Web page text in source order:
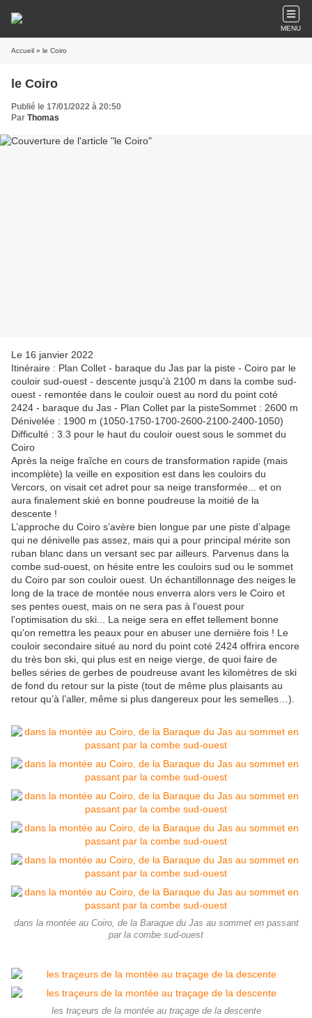
MENU
Accueil » le Coiro
le Coiro
Publié le 17/01/2022 à 20:50
Par Thomas
Le 16 janvier 2022
Itinéraire : Plan Collet - baraque du Jas par la piste - Coiro par le
couloir sud-ouest - descente jusqu'à 2100 m dans la combe sud-
ouest - remontée dans le couloir ouest au nord du point coté
2424 - baraque du Jas - Plan Collet par la pisteSommet : 2600 m
Dénivelée : 1900 m (1050-1750-1700-2600-2100-2400-1050)
Difficulté : 3.3 pour le haut du couloir ouest sous le sommet du
Coiro
Après la neige fraîche en cours de transformation rapide (mais
incomplète) la veille en exposition est dans les couloirs du
Vercors, on visait cet adret pour sa neige transformée... et on
aura finalement skié en bonne poudreuse la moitié de la
descente !
L’approche du Coiro s’avère bien longue par une piste d’alpage
qui ne dénivelle pas assez, mais qui a pour principal mérite son
ruban blanc dans un versant sec par ailleurs. Parvenus dans la
combe sud-ouest, on hésite entre les couloirs sud ou le sommet
du Coiro par son couloir ouest. Un échantillonnage des neiges le
long de la trace de montée nous enverra alors vers le Coiro et
ses pentes ouest, mais on ne sera pas à l'ouest pour
l'optimisation du ski... La neige sera en effet tellement bonne
qu'on remettra les peaux pour en abuser une dernière fois ! Le
couloir secondaire situé au nord du point coté 2424 offrira encore
du très bon ski, qui plus est en neige vierge, de quoi faire de
belles séries de gerbes de poudreuse avant les kilomètres de ski
de fond du retour sur la piste (tout de même plus plaisants au
retour qu’à l’aller, même si plus dangereux pour les semelles…).
dans la montée au Coiro, de la Baraque du Jas au sommet en passant
par la combe sud-ouest
les traçeurs de la montée au traçage de la descente